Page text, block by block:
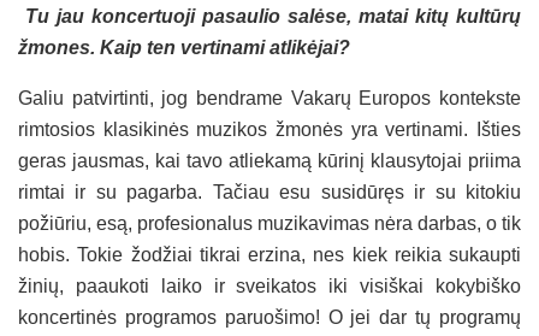
Tu jau koncertuoji pasaulio salėse, matai kitų kultūrų
žmones. Kaip ten vertinami atlikėjai?
Galiu patvirtinti, jog bendrame Vakarų Europos kontekste
rimtosios klasikinės muzikos žmonės yra vertinami. Išties
geras jausmas, kai tavo atliekamą kūrinį klausytojai priima
rimtai ir su pagarba. Tačiau esu susidūręs ir su kitokiu
požiūriu, esą, profesionalus muzikavimas nėra darbas, o tik
hobis. Tokie žodžiai tikrai erzina, nes kiek reikia sukaupti
žinių, paaukoti laiko ir sveikatos iki visiškai kokybiško
koncertinės programos paruošimo! O jei dar tų programų